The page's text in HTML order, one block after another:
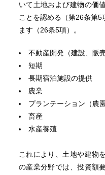
いて土地および建物の価
ことを認める（第26条第5
ます（26条5項）。
不動産開発（建設、販
短期
長期宿泊施設の提供
農業
プランテーション（農園
畜産
水産養殖
これにより、土地や建物
の産業分野では、投資額